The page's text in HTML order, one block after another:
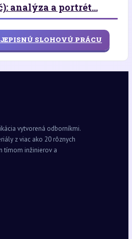
analýza a portrét...
SLOHOVÚ PRÁCU
vytvorená odborníkmi.
z viac ako 20 rôznych
tímom inžinierov a